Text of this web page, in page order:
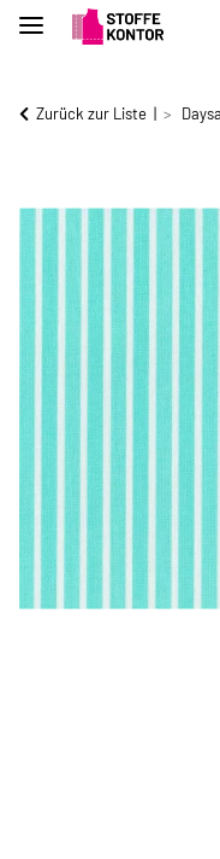
Zurück zur Liste